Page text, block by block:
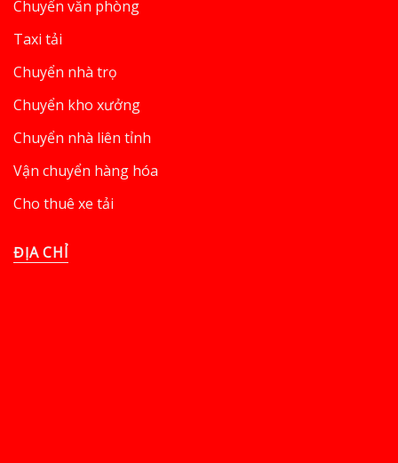
Chuyển văn phòng
Taxi tải
Chuyển nhà trọ
Chuyển kho xưởng
Chuyển nhà liên tỉnh
Vận chuyển hàng hóa
Cho thuê xe tải
ĐỊA CHỈ